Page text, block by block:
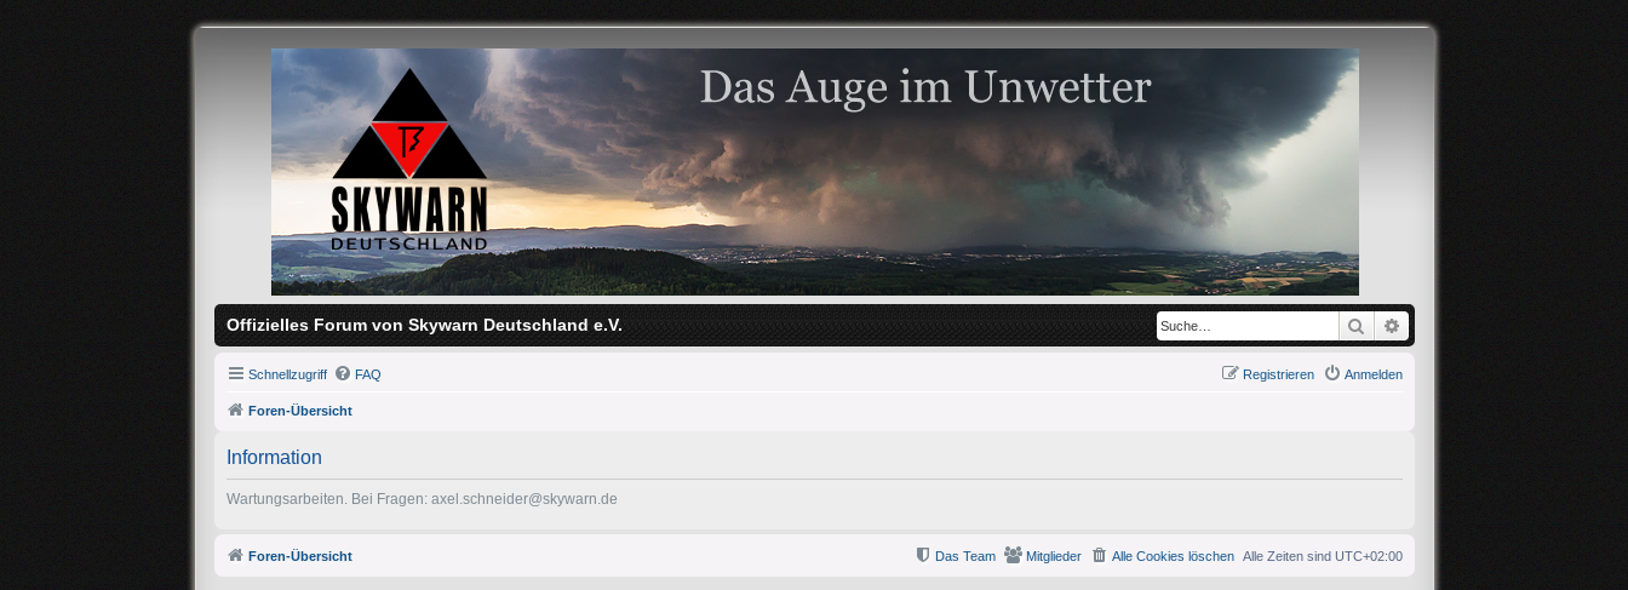
Offizielles Forum von Skywarn Deutschland e.V. Suche
Schnellzugriff FAQ Anmelden
Registrieren
Foren-Übersicht
Information
Wartungsarbeiten. Bei Fragen: axel.schneider@skywarn.de
Foren-Übersicht Alle Zeiten sind UTC+02:00
Alle Cookies löschen
Mitglieder
Das Team